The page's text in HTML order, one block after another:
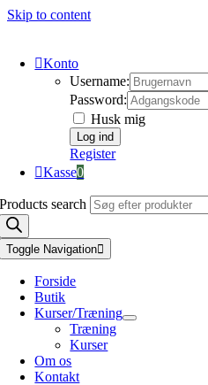
Skip to content
Konto
Username:
Password:
Husk mig
Register
Kasse0
Products search
Toggle Navigation
Forside
Butik
Kurser/Træning
Træning
Kurser
Om os
Kontakt